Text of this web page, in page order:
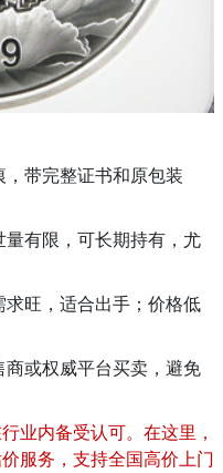
带完整证书和原包装
有限，可长期持有，尤
旺，适合出手；价格低
或权威平台买卖，避免
业内备受认可。在这里，
服务，支持全国高价上门